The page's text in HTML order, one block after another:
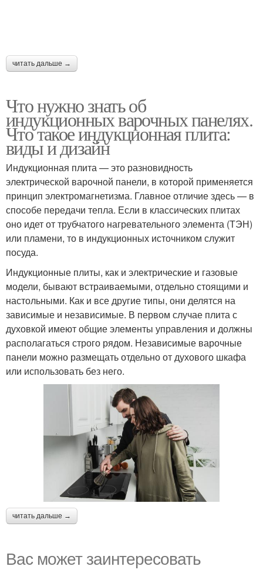
читать дальше →
Что нужно знать об
индукционных варочных панелях.
Что такое индукционная плита:
виды и дизайн
Индукционная плита — это разновидность
электрической варочной панели, в которой применяется
принцип электромагнетизма. Главное отличие здесь — в
способе передачи тепла. Если в классических плитах
оно идет от трубчатого нагревательного элемента (ТЭН)
или пламени, то в индукционных источником служит
посуда.
Индукционные плиты, как и электрические и газовые
модели, бывают встраиваемыми, отдельно стоящими и
настольными. Как и все другие типы, они делятся на
зависимые и независимые. В первом случае плита с
духовкой имеют общие элементы управления и должны
располагаться строго рядом. Независимые варочные
панели можно размещать отдельно от духового шкафа
или использовать без него.
читать дальше →
Вас может заинтересовать